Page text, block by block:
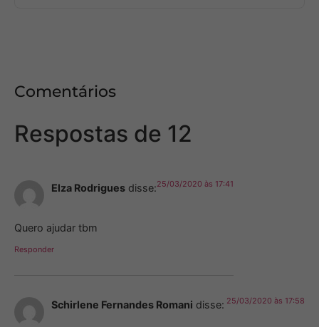
Comentários
Respostas de 12
Elza Rodrigues disse:25/03/2020 às 17:41
Quero ajudar tbm
Responder
Schirlene Fernandes Romani disse: 25/03/2020 às 17:58